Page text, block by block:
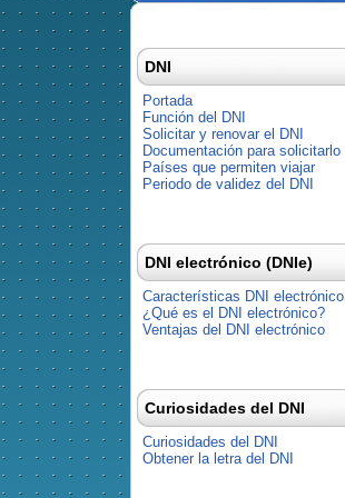
DNI
Portada
Función del DNI
Solicitar y renovar el DNI
Documentación para solicitarlo
Países que permiten viajar
Periodo de validez del DNI
DNI electrónico (DNIe)
Características DNI electrónico
¿Qué es el DNI electrónico?
Ventajas del DNI electrónico
Curiosidades del DNI
Curiosidades del DNI
Obtener la letra del DNI